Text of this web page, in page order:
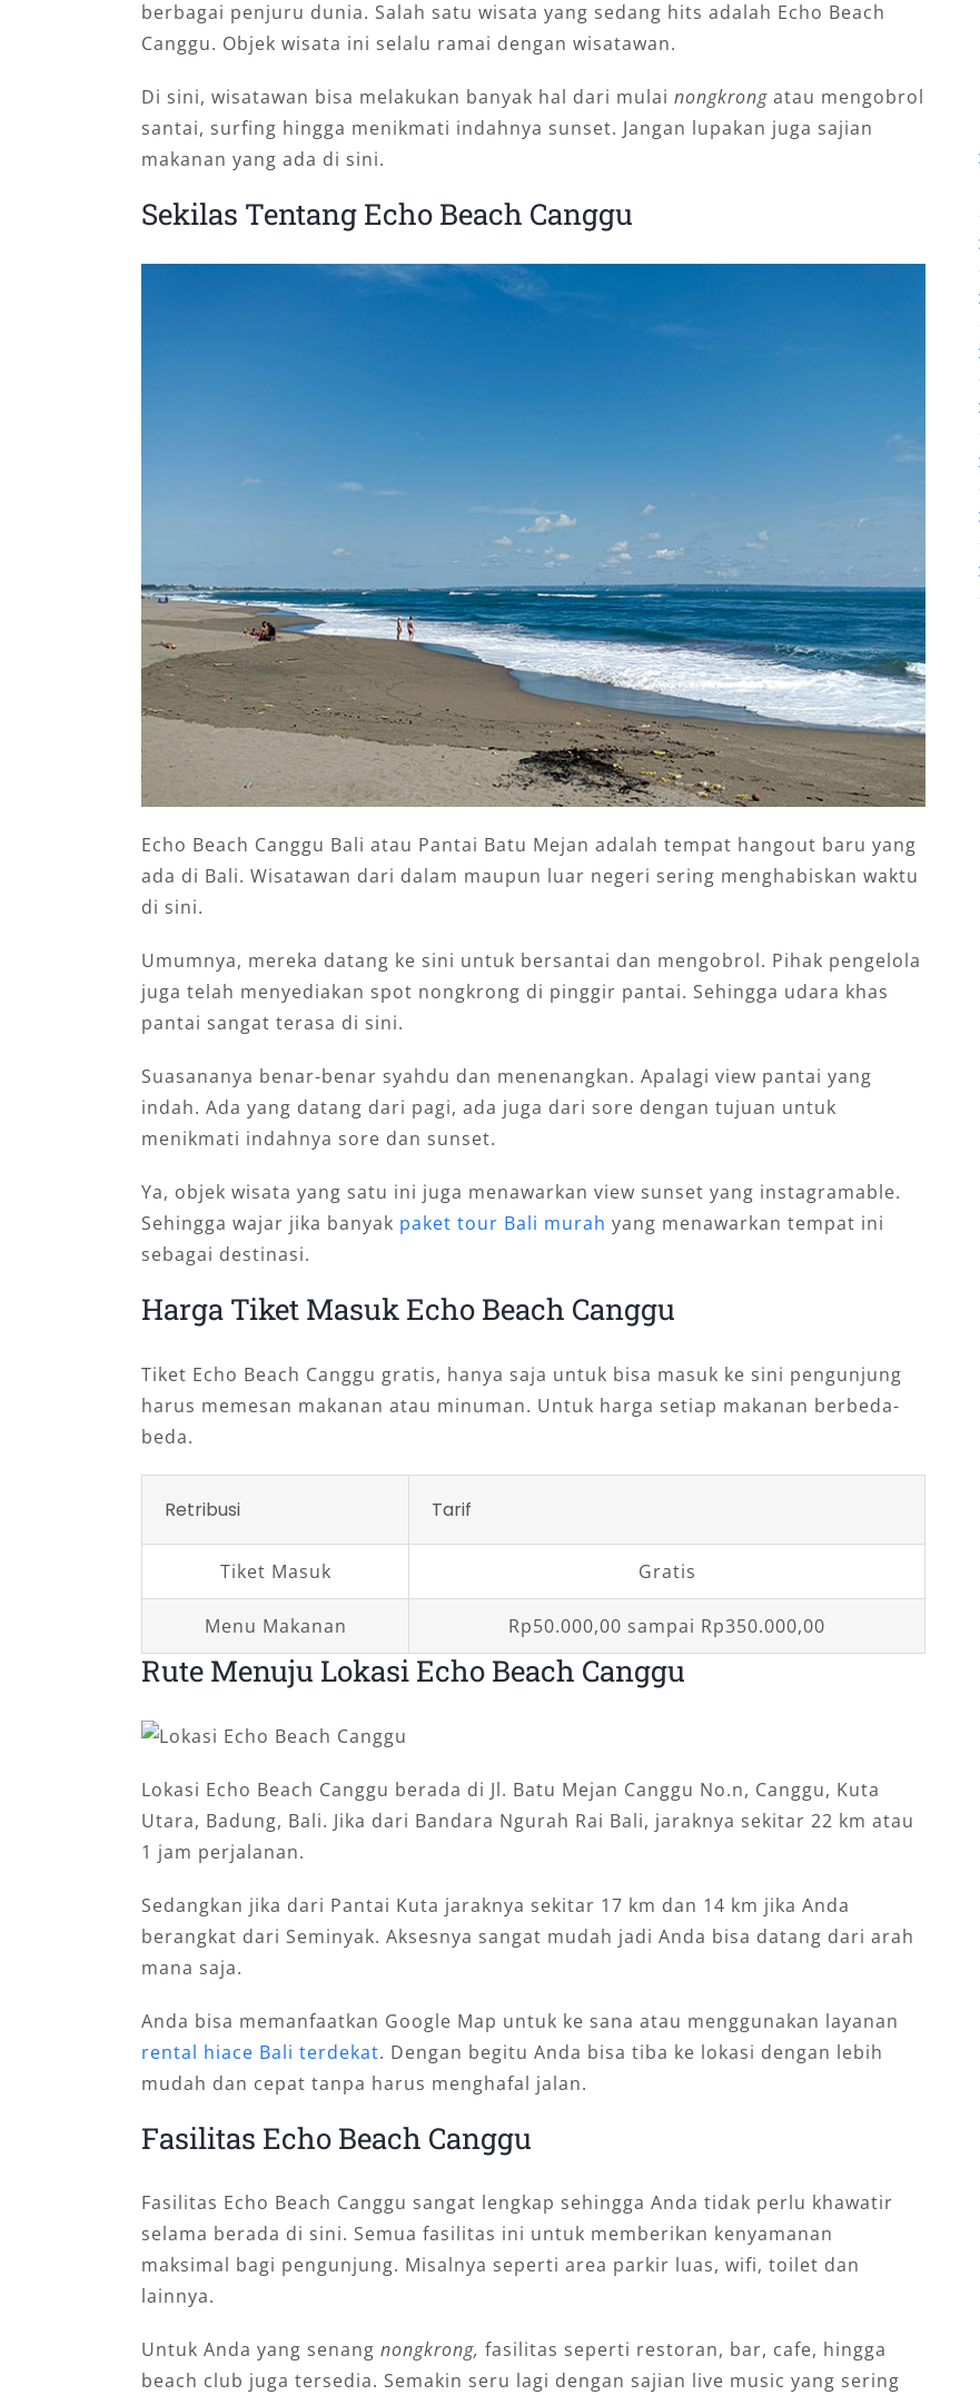
berbagai penjuru dunia. Salah satu wisata yang sedang hits adalah Echo Beach
Canggu. Objek wisata ini selalu ramai dengan wisatawan.
Di sini, wisatawan bisa melakukan banyak hal dari mulai nongkrong atau mengobrol
santai, surfing hingga menikmati indahnya sunset. Jangan lupakan juga sajian
makanan yang ada di sini.
Sekilas Tentang Echo Beach Canggu
Echo Beach Canggu Bali atau Pantai Batu Mejan adalah tempat hangout baru yang
ada di Bali. Wisatawan dari dalam maupun luar negeri sering menghabiskan waktu
di sini.
Umumnya, mereka datang ke sini untuk bersantai dan mengobrol. Pihak pengelola
juga telah menyediakan spot nongkrong di pinggir pantai. Sehingga udara khas
pantai sangat terasa di sini.
Suasananya benar-benar syahdu dan menenangkan. Apalagi view pantai yang
indah. Ada yang datang dari pagi, ada juga dari sore dengan tujuan untuk
menikmati indahnya sore dan sunset.
Ya, objek wisata yang satu ini juga menawarkan view sunset yang instagramable.
Sehingga wajar jika banyak paket tour Bali murah yang menawarkan tempat ini
sebagai destinasi.
Harga Tiket Masuk Echo Beach Canggu
Tiket Echo Beach Canggu gratis, hanya saja untuk bisa masuk ke sini pengunjung
harus memesan makanan atau minuman. Untuk harga setiap makanan berbeda-
beda.
Retribusi Tarif
Tiket Masuk Gratis
Menu Makanan Rp50.000,00 sampai Rp350.000,00
Rute Menuju Lokasi Echo Beach Canggu
Lokasi Echo Beach Canggu berada di Jl. Batu Mejan Canggu No.n, Canggu, Kuta
Utara, Badung, Bali. Jika dari Bandara Ngurah Rai Bali, jaraknya sekitar 22 km atau
1 jam perjalanan.
Sedangkan jika dari Pantai Kuta jaraknya sekitar 17 km dan 14 km jika Anda
berangkat dari Seminyak. Aksesnya sangat mudah jadi Anda bisa datang dari arah
mana saja.
Anda bisa memanfaatkan Google Map untuk ke sana atau menggunakan layanan
rental hiace Bali terdekat. Dengan begitu Anda bisa tiba ke lokasi dengan lebih
mudah dan cepat tanpa harus menghafal jalan.
Fasilitas Echo Beach Canggu
Fasilitas Echo Beach Canggu sangat lengkap sehingga Anda tidak perlu khawatir
selama berada di sini. Semua fasilitas ini untuk memberikan kenyamanan
maksimal bagi pengunjung. Misalnya seperti area parkir luas, wifi, toilet dan
lainnya.
Untuk Anda yang senang nongkrong, fasilitas seperti restoran, bar, cafe, hingga
beach club juga tersedia. Semakin seru lagi dengan sajian live music yang sering